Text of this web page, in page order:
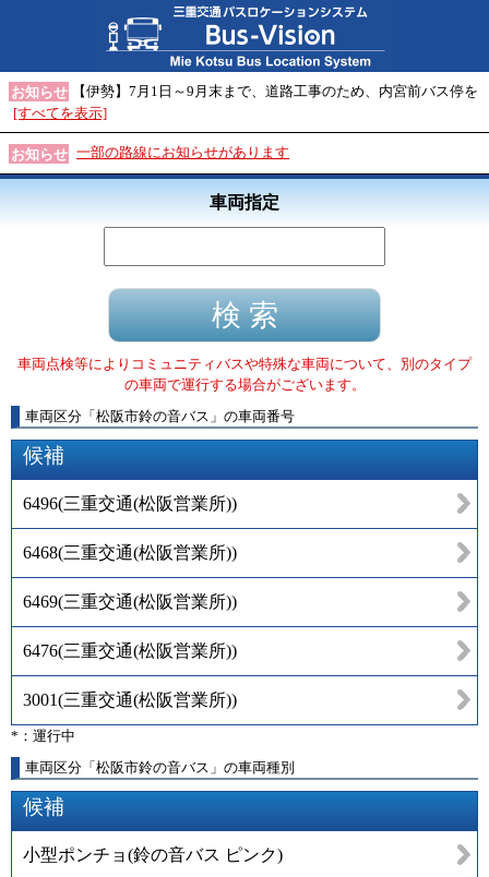
お知らせ
【伊勢】7月1日～9月末まで、道路工事のため、内宮前バス停を
[すべてを表示]
お知らせ 一部の路線にお知らせがあります
車両指定
車両点検等によりコミュニティバスや特殊な車両について、別のタイプ
の車両で運行する場合がございます。
車両区分 「 松阪市鈴の音バス 」 の車両番号
候補
6496(三重交通(松阪営業所))
6468(三重交通(松阪営業所))
6469(三重交通(松阪営業所))
6476(三重交通(松阪営業所))
3001(三重交通(松阪営業所))
*：運行中
車両区分「松阪市鈴の音バス」の車両種別
候補
小型ポンチョ(鈴の音バス ピンク)